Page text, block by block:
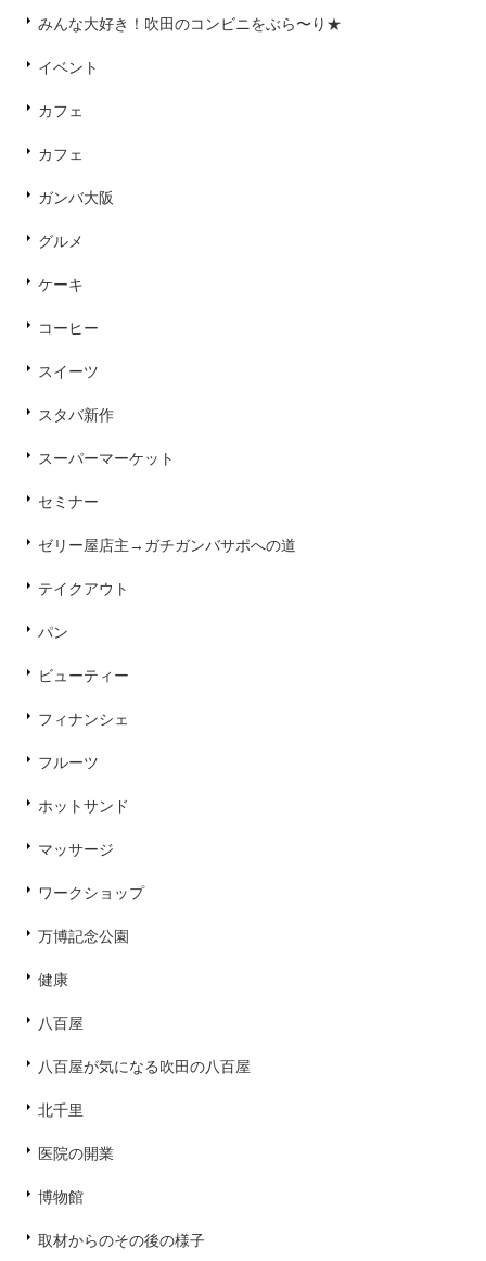
みんな大好き！吹田のコンビニをぶら〜り★
イベント
カフェ
カフェ
ガンバ大阪
グルメ
ケーキ
コーヒー
スイーツ
スタバ新作
スーパーマーケット
セミナー
ゼリー屋店主→ガチガンバサポへの道
テイクアウト
パン
ビューティー
フィナンシェ
フルーツ
ホットサンド
マッサージ
ワークショップ
万博記念公園
健康
八百屋
八百屋が気になる吹田の八百屋
北千里
医院の開業
博物館
取材からのその後の様子